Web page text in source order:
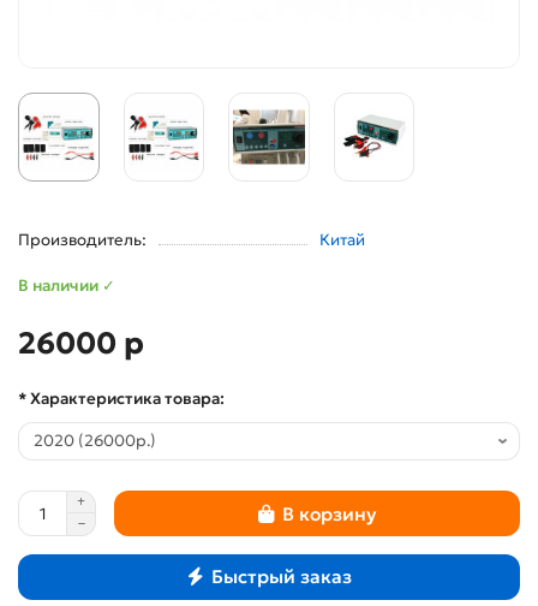
Производитель: Китай
В наличии ✓
26000 р
* Характеристика товара:
В корзину
Быстрый заказ